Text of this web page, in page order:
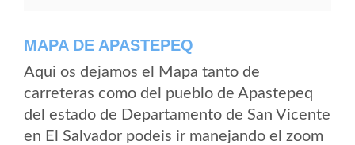
MAPA DE APASTEPEQ
Aqui os dejamos el Mapa tanto de
carreteras como del pueblo de Apastepeq
del estado de Departamento de San Vicente
en El Salvador podeis ir manejando el zoom